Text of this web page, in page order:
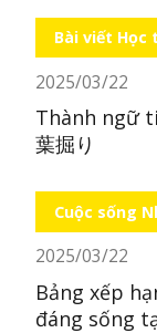
Bài viết Học
2025/03/22
Thành ngữ
葉掘り
Cuộc sống
2025/03/22
Bảng xếp
đáng sống